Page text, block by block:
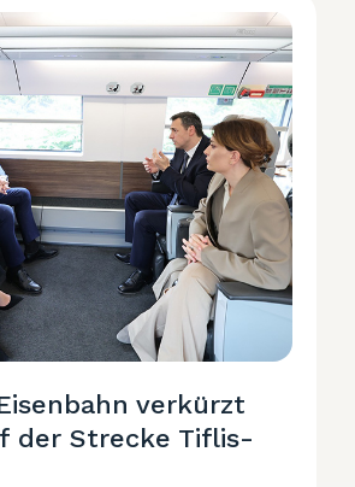
verkürzt
der Strecke Tiflis-